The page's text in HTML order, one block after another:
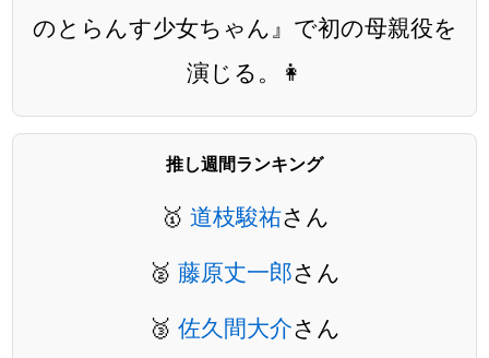
のとらんす少女ちゃん』で初の母親役を
演じる。👩
推し週間ランキング
🥇 道枝駿祐さん
🥈 藤原丈一郎さん
🥉 佐久間大介さん